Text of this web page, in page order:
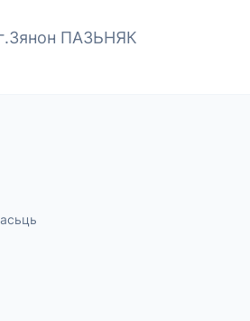
ПАЗЬНЯК